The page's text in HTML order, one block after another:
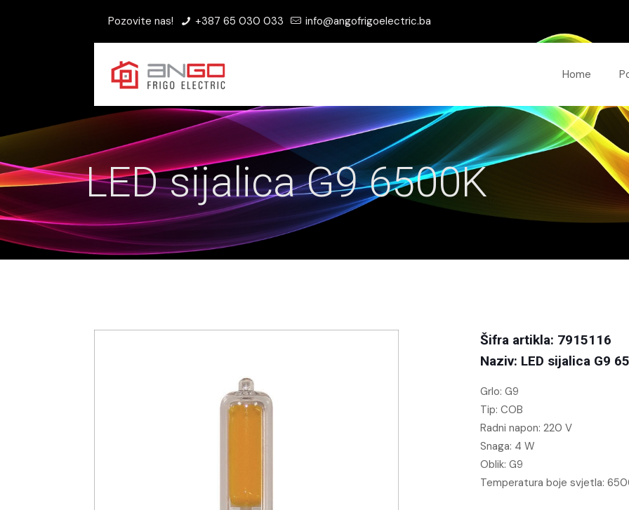
Pozovite nas! +387 65 030 033 info@angofrigoelectric.ba
Home
LED sijalica G9 6500K
Šifra artikla: 7915116
Naziv: LED sijalica G9
Grlo: G9
Tip: COB
Radni napon: 220 V
Snaga: 4 W
Oblik: G9
Temperatura boje svjetla: